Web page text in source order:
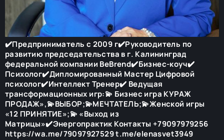
✔️Предприниматель с 2009 г✔️Руководитель по
развитию председательства в г. Калининград
федеральной компании BeBrend✔️Бизнес-коуч✔️
Психолог✔️Дипломированный Мастер Цифровой
психолог✔️Интеллект Тренер✔️ Ведущая
трансформационных игр:💫 Бизнес игра КУРАЖ
ПРОДАЖ»,💫ВЫБОР;💫МЕЧТАТЕЛЬ;💫Женской игры
«12 ПРИНЯТИЕ»;💫 «Выход из
Матрицы»✔️Энергопрактик Контакты +79097979256
https://wa.me/79097927529 t.me/elenasvet3949